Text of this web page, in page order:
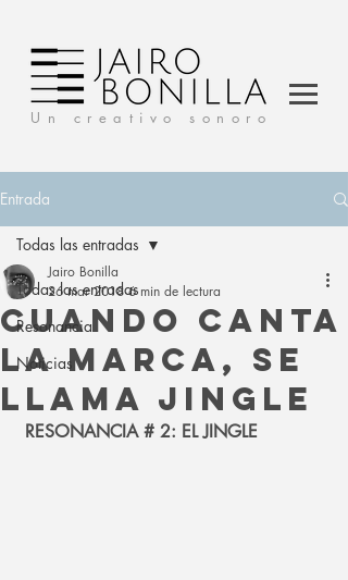
Un creativo sonoro
Entrada
Todas las entradas
Resonancia
Noticias
Todas las entradas
CUANDO CANTA
LA MARCA, SE
LLAMA JINGLE
Jairo Bonilla
26 mar 2018 6 min de lectura
RESONANCIA # 2: EL JINGLE